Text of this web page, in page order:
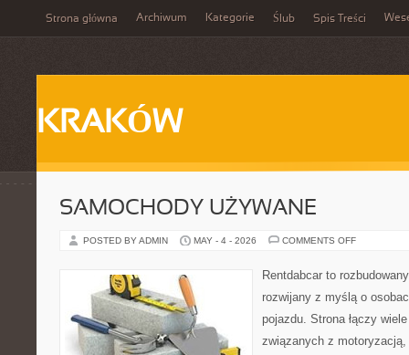
Strona główna Archiwum Kategorie Ślub Spis Treści
KRAKÓW
SAMOCHODY UŻYWANE
POSTED BY ADMIN MAY - 4 - 2026 COMMENTS OFFON
Rentdabcar to
rozwijany z myślą o
pojazdu. Strona łączy
związanych z